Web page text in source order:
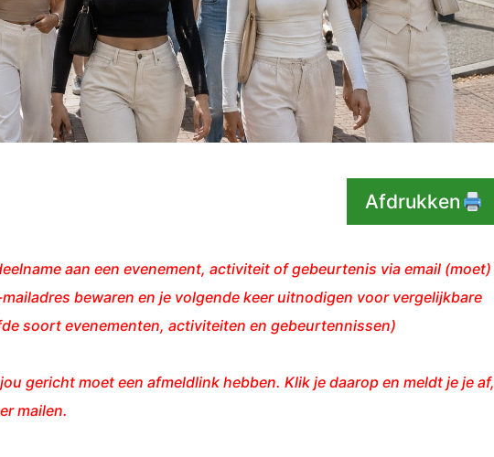
Afdrukken
aan een evenement, activiteit of gebeurtenis via email (moet)
bewaren en je volgende keer uitnodigen voor vergelijkbare
soort evenementen, activiteiten en gebeurtennissen)
gericht moet een afmeldlink hebben. Klik je daarop en meldt je je af,
mailen.